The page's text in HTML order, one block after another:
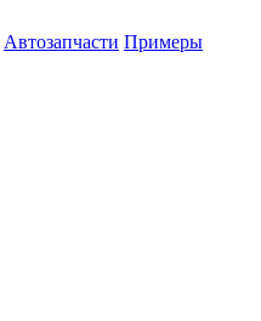
Автозапчасти Примеры